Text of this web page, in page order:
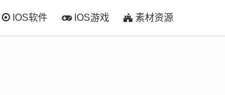
IOS软件 IOS游戏 素材资源